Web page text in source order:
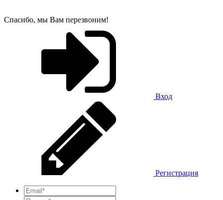
Спасибо, мы Вам перезвоним!
Вход
Регистрация